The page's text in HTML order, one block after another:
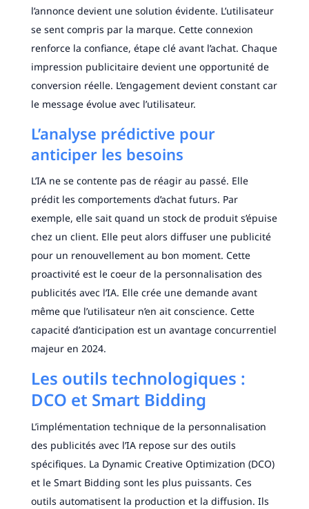
l’annonce devient une solution évidente. L’utilisateur
se sent compris par la marque. Cette connexion
renforce la confiance, étape clé avant l’achat. Chaque
impression publicitaire devient une opportunité de
conversion réelle. L’engagement devient constant car
le message évolue avec l’utilisateur.
L’analyse prédictive pour
anticiper les besoins
L’IA ne se contente pas de réagir au passé. Elle
prédit les comportements d’achat futurs. Par
exemple, elle sait quand un stock de produit s’épuise
chez un client. Elle peut alors diffuser une publicité
pour un renouvellement au bon moment. Cette
proactivité est le coeur de la personnalisation des
publicités avec l’IA. Elle crée une demande avant
même que l’utilisateur n’en ait conscience. Cette
capacité d’anticipation est un avantage concurrentiel
majeur en 2024.
Les outils technologiques :
DCO et Smart Bidding
L’implémentation technique de la personnalisation
des publicités avec l’IA repose sur des outils
spécifiques. La Dynamic Creative Optimization (DCO)
et le Smart Bidding sont les plus puissants. Ces
outils automatisent la production et la diffusion. Ils